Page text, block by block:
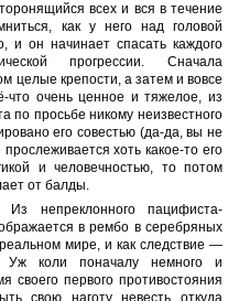
всех и вся в течение
как у него над головой
и он начинает спасать каждого
прогрессии. Сначала
целые крепости, а затем и вовсе
что очень ценное и тяжелое, из
по просьбе никому неизвестного
его совестью (да-да, вы не
хоть какое-то его
и человечностью, то потом
от балды.
непреклонного пацифиста-
в рембо в серебряных
мире, и как следствие —
Уж коли поначалу немного и
своего первого противостояния
свою наготу невесть откуда